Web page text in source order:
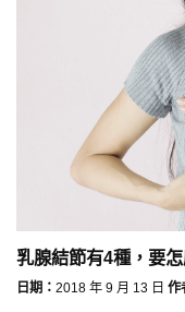
乳腺結節有4種，要
日期： 2018 年 9 月 13 日 作